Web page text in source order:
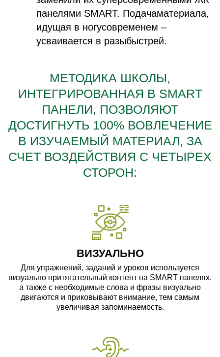
панелями SMART. Подачаматериала,
идущая в ногусовременем –
усваивается в разыбыстрей.
МЕТОДИКА ШКОЛЫ,
ИНТЕГРИРОВАННАЯ В SMART
ПАНЕЛИ, ПОЗВОЛЯЮТ
ДОСТИГНУТЬ 100% ВОВЛЕЧЕНИЕ
В ИЗУЧАЕМЫЙ МАТЕРИАЛ, ЗА
СЧЕТ ВОЗДЕЙСТВИЯ С ЧЕТЫРЕХ
СТОРОН:
ВИЗУАЛЬНО
Для упражнений, заданий и уроков используется
визуально притягательный контент на SMART панелях,
а также с необходимые слова и фразы визуально
двигаются и приковывают внимание, тем самым
увеличивая запоминаемость.